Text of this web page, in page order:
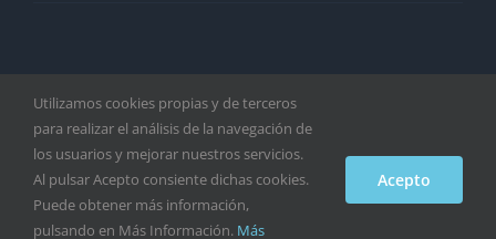
Copyright 2021 - Fixaplus S.L | Todos los derechos reservados |
Producido por Álvaro López
TwitterFacebook
Utilizamos cookies propias y de terceros
para realizar el análisis de la navegación de
los usuarios y mejorar nuestros servicios.
Al pulsar Acepto consiente dichas cookies.
Puede obtener más información,
pulsando en Más Información. Más
Acepto